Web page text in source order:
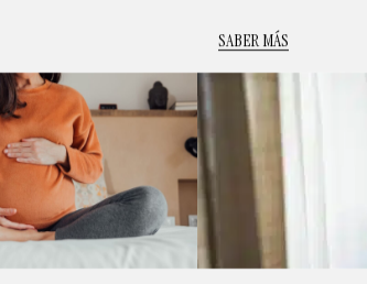
SABER MÁS